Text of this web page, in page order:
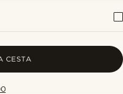
CESTA